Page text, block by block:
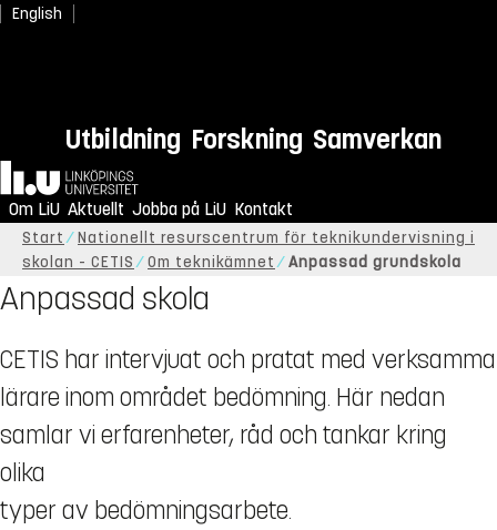
English
Utbildning Forskning Samverkan
Hem
Om LiU Aktuellt Jobba på LiU Kontakt
Start
Nationellt resurscentrum för teknikundervisning i
skolan - CETIS
Om teknikämnet Anpassad grundskola
Anpassad skola
CETIS har intervjuat och pratat med verksamma
lärare inom området bedömning. Här nedan
samlar vi erfarenheter, råd och tankar kring
olika
typer av bedömningsarbete.